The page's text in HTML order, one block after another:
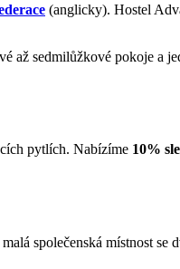
(anglicky). Hostel
až sedmilůžkové pokoje a
pytlích. Nabízíme 10%
společenská místnost se